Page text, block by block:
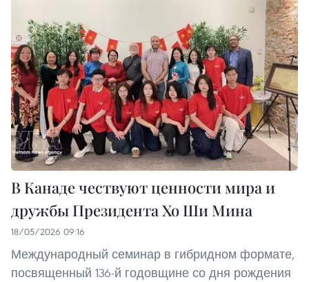
В Канаде чествуют ценности мира и
дружбы Президента Хо Ши Мина
18/05/2026 09:16
Международный семинар в гибридном формате,
посвященный 136-й годовщине со дня рождения